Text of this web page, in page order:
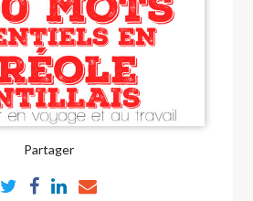
Partager